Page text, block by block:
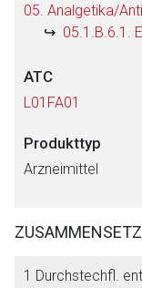
05. Analgetika/
05.1.B.6.1.
ATC
L01FA01
Produkttyp
Arzneimittel
1 Durchstechfl.